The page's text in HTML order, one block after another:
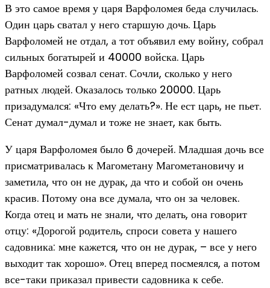
В это самое время у царя Варфоломея беда случилась.
Один царь сватал у него старшую дочь. Царь
Варфоломей не отдал, а тот объявил ему войну, собрал
сильных богатырей и 40000 войска. Царь
Варфоломей созвал сенат. Сочли, сколько у него
ратных людей. Оказалось только 20000. Царь
призадумался: «Что ему делать?». Не ест царь, не пьет.
Сенат думал-думал и тоже не знает, как быть.
У царя Варфоломея было 6 дочерей. Младшая дочь все
присматривалась к Магометану Магометановичу и
заметила, что он не дурак, да что и собой он очень
красив. Потому она все думала, что он за человек.
Когда отец и мать не знали, что делать, она говорит
отцу: «Дорогой родитель, спроси совета у нашего
садовника: мне кажется, что он не дурак, – все у него
выходит так хорошо». Отец вперед посмеялся, а потом
все-таки приказал привести садовника к себе.